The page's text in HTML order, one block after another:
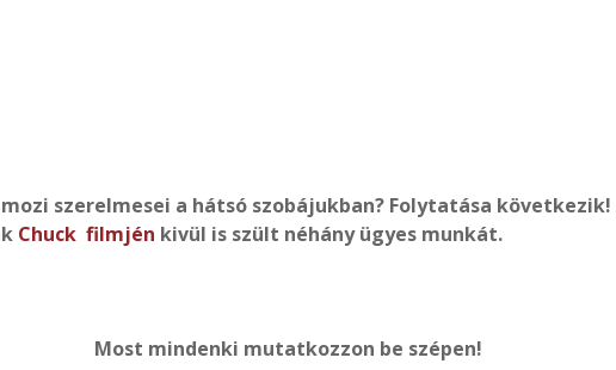
szerelmesei a hátsó szobájukban? Folytatása következik!
Chuck filmjén kivül is szült néhány ügyes munkát.
Most mindenki mutatkozzon be szépen!